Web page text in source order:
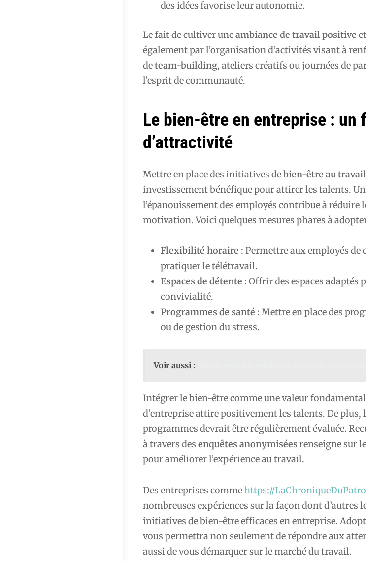
des idées favorise leur autonomie.
Le fait de cultiver uneambiance de travail positive
également par l’organisation d’activités visant à
deteam-building, ateliers créatifs ou journées de
l’esprit de communauté.
Le bien-être en entreprise : un
d’attractivité
Mettre en place des initiatives debien-être au travail
investissement bénéfique pour attirer les talents.
l’épanouissement des employés contribue à réduire
motivation. Voici quelques mesures phares à
Flexibilité horaire : Permettre aux employés
pratiquer le télétravail.
Espaces de détente : Offrir des espaces adaptés
convivialité.
Programmes de santé : Mettre en place des
ou de gestion du stress.
Voir aussi :
Intégrer le bien-être comme une valeur
d’entreprise attire positivement les talents. De plus,
programmes devrait être régulièrement évaluée.
à travers des enquêtes anonymiséesrenseigne sur
pour améliorer l’expérience au travail.
Des entreprises commehttps://
nombreuses expériences sur la façon dont d’autres
initiatives de bien-être efficaces en entreprise.
vous permettra non seulement de répondre aux
aussi de vous démarquer sur le marché du travail.